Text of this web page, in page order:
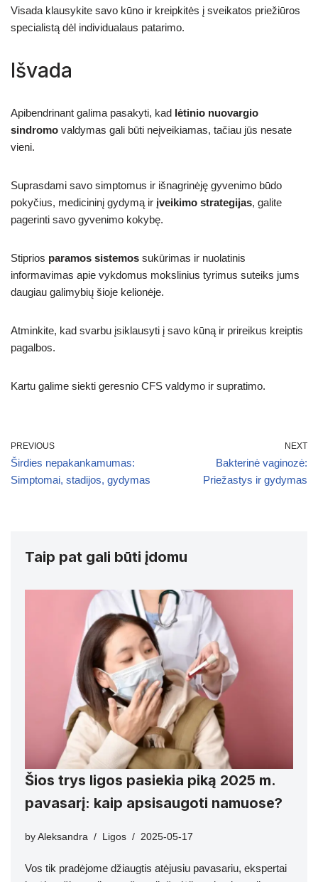
Visada klausykite savo kūno ir kreipkitės į sveikatos priežiūros
specialistą dėl individualaus patarimo.
Išvada
Apibendrinant galima pasakyti, kad lėtinio nuovargio
sindromo valdymas gali būti neįveikiamas, tačiau jūs nesate
vieni.
Suprasdami savo simptomus ir išnagrinėję gyvenimo būdo
pokyčius, medicininį gydymą ir įveikimo strategijas, galite
pagerinti savo gyvenimo kokybę.
Stiprios paramos sistemos sukūrimas ir nuolatinis
informavimas apie vykdomus mokslinius tyrimus suteiks jums
daugiau galimybių šioje kelionėje.
Atminkite, kad svarbu įsiklausyti į savo kūną ir prireikus kreiptis
pagalbos.
Kartu galime siekti geresnio CFS valdymo ir supratimo.
PREVIOUS
Širdies nepakankamumas:
Simptomai, stadijos, gydymas
NEXT
Bakterinė vaginozė:
Priežastys ir gydymas
Taip pat gali būti įdomu
Šios trys ligos pasiekia piką 2025 m.
pavasarį: kaip apsisaugoti namuose?
by Aleksandra Ligos 2025-05-17
Vos tik pradėjome džiaugtis atėjusiu pavasariu, ekspertai